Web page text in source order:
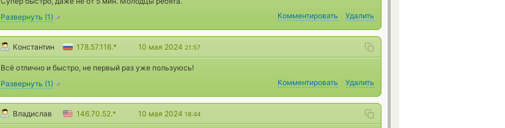
Развернуть (1) Комментировать Удалить
Константин 178.57.116.* 10 мая 2024 21:57
Всё отлично и быстро, не первый раз уже пользуюсь!
Развернуть (1) Комментировать Удалить
Владислав 146.70.52.* 10 мая 2024 18:44